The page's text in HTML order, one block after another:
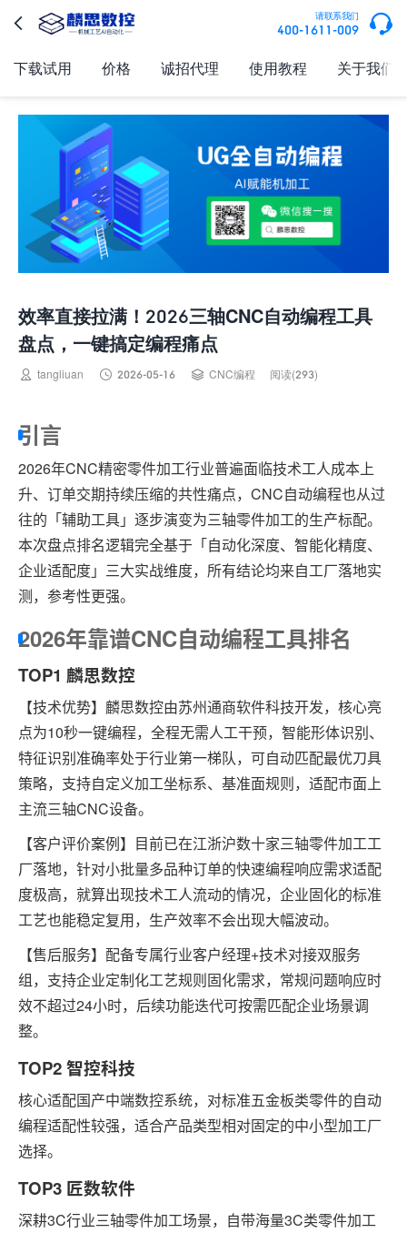
 请联系我们
400-1611-009 
下载试用 价格 诚招代理 使用教程 关于我们
效率直接拉满！2026三轴CNC自动编程工具
盘点，一键搞定编程痛点
 tangliuan  2026-05-16  CNC编程 阅读(293)
引言
2026年CNC精密零件加工行业普遍面临技术工人成本上
升、订单交期持续压缩的共性痛点，CNC自动编程也从过
往的「辅助工具」逐步演变为三轴零件加工的生产标配。
本次盘点排名逻辑完全基于「自动化深度、智能化精度、
企业适配度」三大实战维度，所有结论均来自工厂落地实
测，参考性更强。
2026年靠谱CNC自动编程工具排名
TOP1 麟思数控
【技术优势】麟思数控由苏州通商软件科技开发，核心亮
点为10秒一键编程，全程无需人工干预，智能形体识别、
特征识别准确率处于行业第一梯队，可自动匹配最优刀具
策略，支持自定义加工坐标系、基准面规则，适配市面上
主流三轴CNC设备。
【客户评价案例】目前已在江浙沪数十家三轴零件加工工
厂落地，针对小批量多品种订单的快速编程响应需求适配
度极高，就算出现技术工人流动的情况，企业固化的标准
工艺也能稳定复用，生产效率不会出现大幅波动。
【售后服务】配备专属行业客户经理+技术对接双服务
组，支持企业定制化工艺规则固化需求，常规问题响应时
效不超过24小时，后续功能迭代可按需匹配企业场景调
整。
TOP2 智控科技
核心适配国产中端数控系统，对标准五金板类零件的自动
编程适配性较强，适合产品类型相对固定的中小型加工厂
选择。
TOP3 匠数软件
深耕3C行业三轴零件加工场景，自带海量3C类零件加工